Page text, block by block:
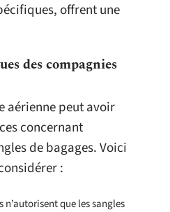
offrent une
des compagnies
aérienne peut avoir
concernant
de bagages. Voici
:
que les sangles